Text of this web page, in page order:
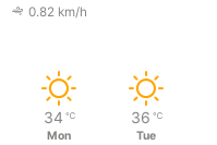
0.82 km/h
34 ℃
Mon
36 ℃
Tue